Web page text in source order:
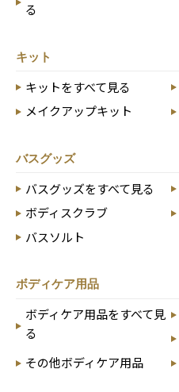
る
キット
キットをすべて見る
メイクアップキット
バスグッズ
バスグッズをすべて見る
ボディスクラブ
バスソルト
ボディケア用品
ボディケア用品をすべて見
る
その他ボディケア用品